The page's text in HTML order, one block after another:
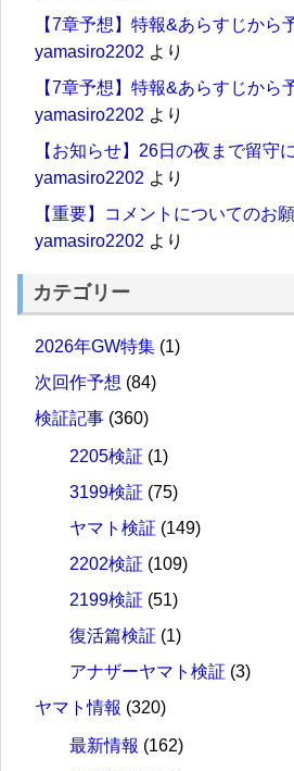
【7章予想】特報&あらすじから
yamasiro2202 より
【7章予想】特報&あらすじから
yamasiro2202 より
【お知らせ】26日の夜まで留守
yamasiro2202 より
【重要】コメントについてのお
yamasiro2202 より
カテゴリー
2026年GW特集 (1)
次回作予想 (84)
検証記事 (360)
2205検証 (1)
3199検証 (75)
ヤマト検証 (149)
2202検証 (109)
2199検証 (51)
復活篇検証 (1)
アナザーヤマト検証 (3)
ヤマト情報 (320)
最新情報 (162)